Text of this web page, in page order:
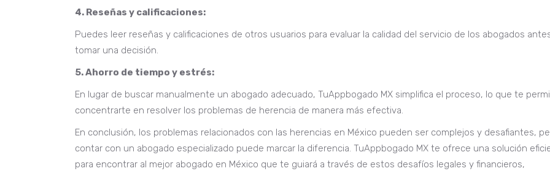
4. Reseñas y calificaciones:
Puedes leer reseñas y calificaciones de otros usuarios para evaluar la calidad del servicio de los abogados
tomar una decisión.
5. Ahorro de tiempo y estrés:
En lugar de buscar manualmente un abogado adecuado, TuAppbogado MX simplifica el proceso, lo que te
concentrarte en resolver los problemas de herencia de manera más efectiva.
En conclusión, los problemas relacionados con las herencias en México pueden ser complejos y desafiantes,
contar con un abogado especializado puede marcar la diferencia. TuAppbogado MX te ofrece una solución
para encontrar al mejor abogado en México que te guiará a través de estos desafíos legales y financieros,